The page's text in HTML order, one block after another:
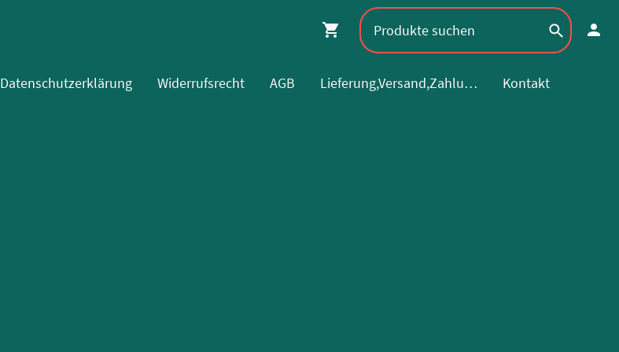
Datenschutzerklärung Widerrufsrecht AGB Lieferung,Versand,Zahlung
Kontakt